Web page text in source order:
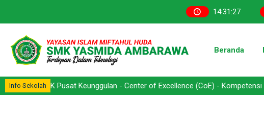
14:31:28
Beranda
Info Sekolah
- SMK Pusat Keunggulan - Center of Excellence (CoE) - Kompetensi